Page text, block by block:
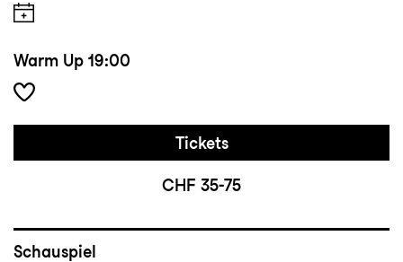
Warm Up 19:00
Tickets
CHF 35-75
Schauspiel